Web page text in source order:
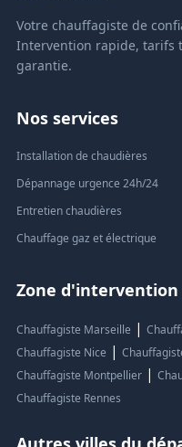
Votre chauffagiste de
Intervention rapide, tarifs
garantie.
Nos services
Installation de chaudières
Dépannage urgence 24h/24
Entretien chaudières
Chauffage gaz et électrique
Zone d'intervention
Chauffagiste Marseille |
Chauffagiste Nice |
Chauffagiste Montpellier|
Chauffagiste Rennes